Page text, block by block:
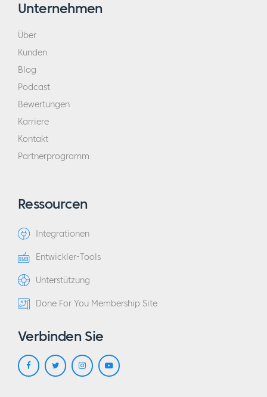
Unternehmen
Über
Kunden
Blog
Podcast
Bewertungen
Karriere
Kontakt
Partnerprogramm
Ressourcen
Integrationen
Entwickler-Tools
Unterstützung
Done For You Membership Site
Verbinden Sie